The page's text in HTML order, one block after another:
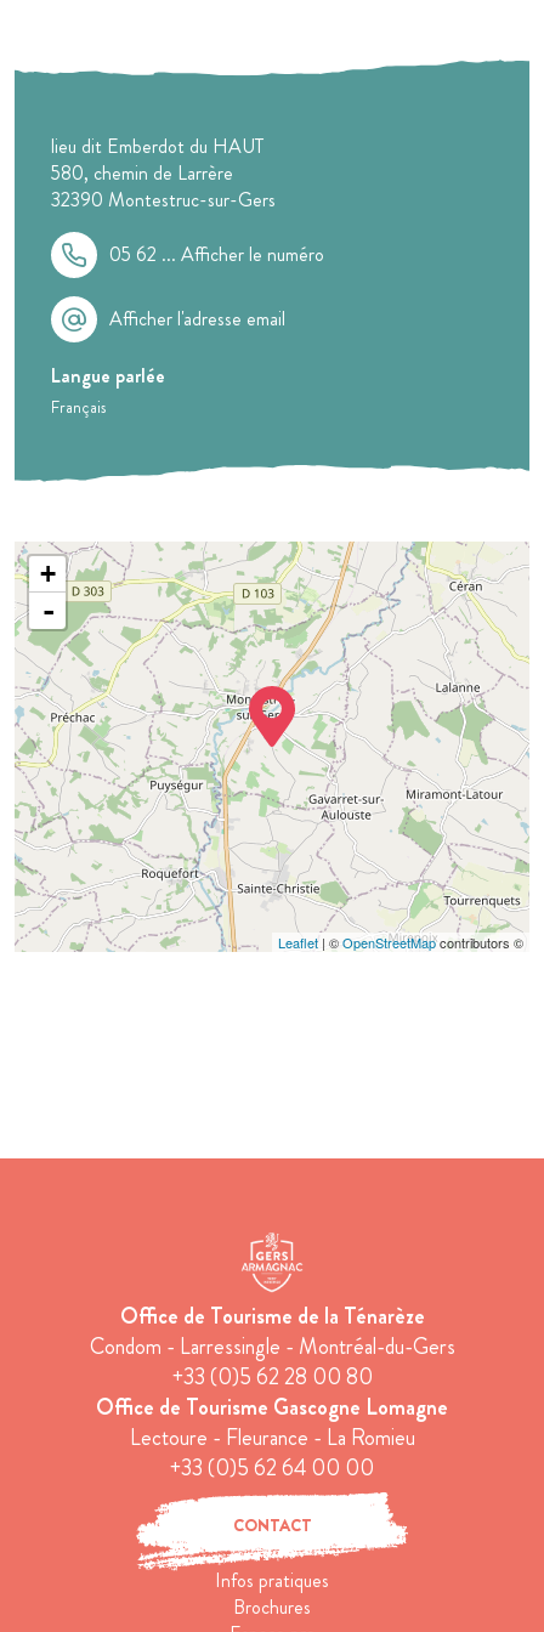
lieu dit Emberdot du HAUT
580, chemin de Larrère
32390 Montestruc-sur-Gers
05 62 ... Afficher le numéro
Afficher l'adresse email
Langue parlée
Français
+
-
Leaflet | ©OpenStreetMapcontributors ©
Office de Tourisme de la Ténarèze
Condom - Larressingle - Montréal-du-Gers
+33 (0)5 62 28 00 80
Office de Tourisme Gascogne Lomagne
Lectoure - Fleurance - La Romieu
+33 (0)5 62 64 00 00
CONTACT
Infos pratiques
Brochures